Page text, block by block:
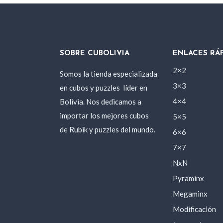
SOBRE CUBOLIVIA
Somos la tienda especializada
en cubos y puzzles líder en
Bolivia. Nos dedicamos a
importar los mejores cubos
de Rubik y puzzles del mundo.
ENLACES
2×2
3×3
4×4
5×5
6×6
7×7
NxN
Pyraminx
Megaminx
Modificación